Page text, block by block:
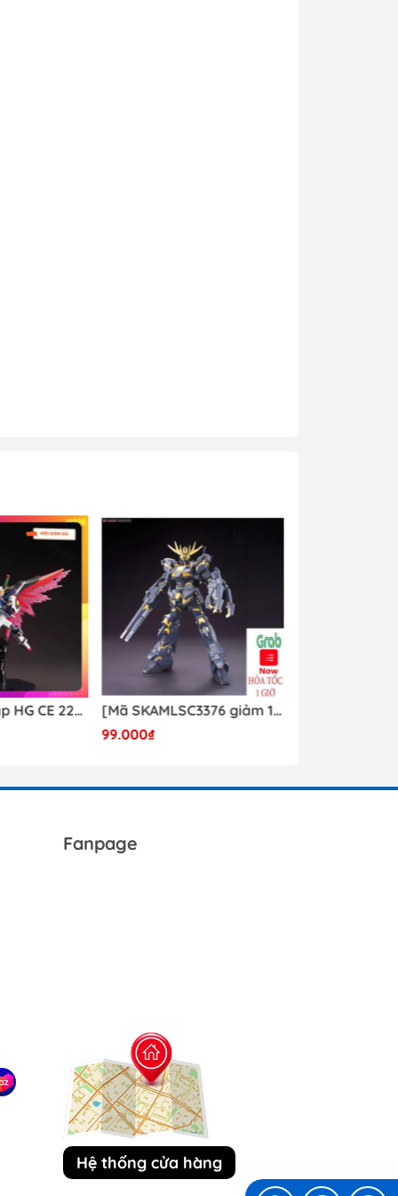
Mô hình lắp ráp HG CE 224 Destiny Revive Daban [TẶNG WING EFFECT]
[Mã SKAMLSC3376 giảm 10% đơn 100K] Mô Hình lắp ráp Gundam HG Unicorn Gundam 02 Banshee (Destroy Mode) 134 Daban
99.000₫
Fanpage
Hệ thống cửa hàng